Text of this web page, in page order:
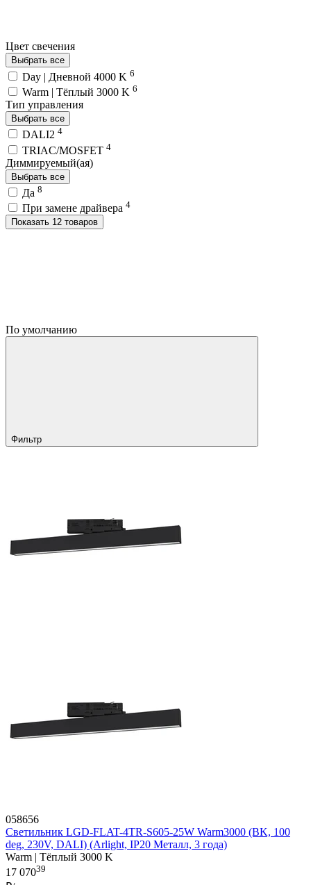
Цвет свечения
Выбрать все
Day | Дневной 4000 K 6
Warm | Тёплый 3000 K 6
Тип управления
Выбрать все
DALI2 4
TRIAC/MOSFET 4
Диммируемый(ая)
Выбрать все
Да 8
При замене драйвера 4
Показать 12 товаров
По умолчанию
Фильтр
058656
Светильник LGD-FLAT-4TR-S605-25W Warm3000 (BK, 100
deg, 230V, DALI) (Arlight, IP20 Металл, 3 года)
Warm | Тёплый 3000 K
17 07039